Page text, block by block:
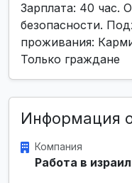
Зарплата: 40 час.
безопасности.
проживания:
Только граждане
Информация
Компания
Работа в